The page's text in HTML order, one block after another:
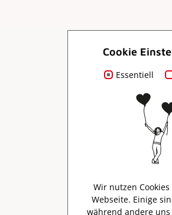
Für
Cookie
Essentiell
Wir nutzen
Webseite. Einige
während andere